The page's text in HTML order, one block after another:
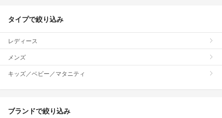
タイプで絞り込み
レディース
メンズ
キッズ／ベビー／マタニティ
ブランドで絞り込み